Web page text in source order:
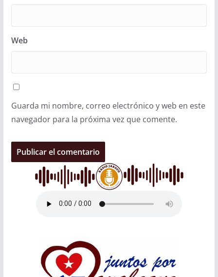
Web
Guarda mi nombre, correo electrónico y web en este
navegador para la próxima vez que comente.